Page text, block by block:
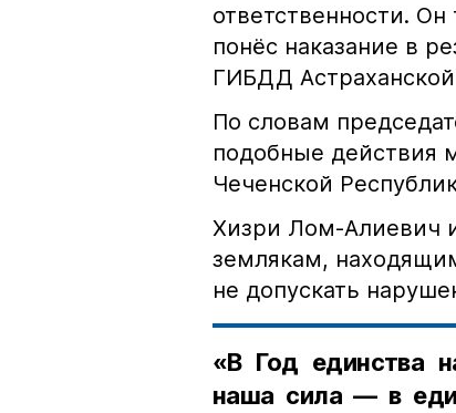
ответственности.
понёс наказание в
ГИБДД
По словам
подобные действия
Чеченской
Хизри Лом-Алиевич
землякам,
не допускать
«В Год единства
наша сила — в